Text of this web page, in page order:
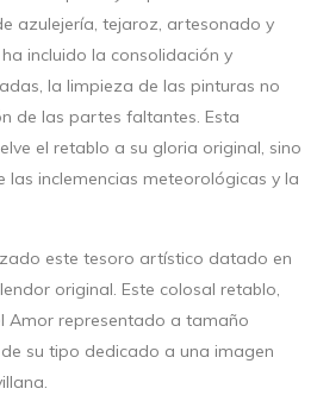
azulejería, tejaroz, artesonado y
incluido la consolidación y
la limpieza de las pinturas no
de las partes faltantes. Esta
el retablo a su gloria original, sino
las inclemencias meteorológicas y la
este tesoro artístico datado en
original. Este colosal retablo,
Amor representado a tamaño
su tipo dedicado a una imagen